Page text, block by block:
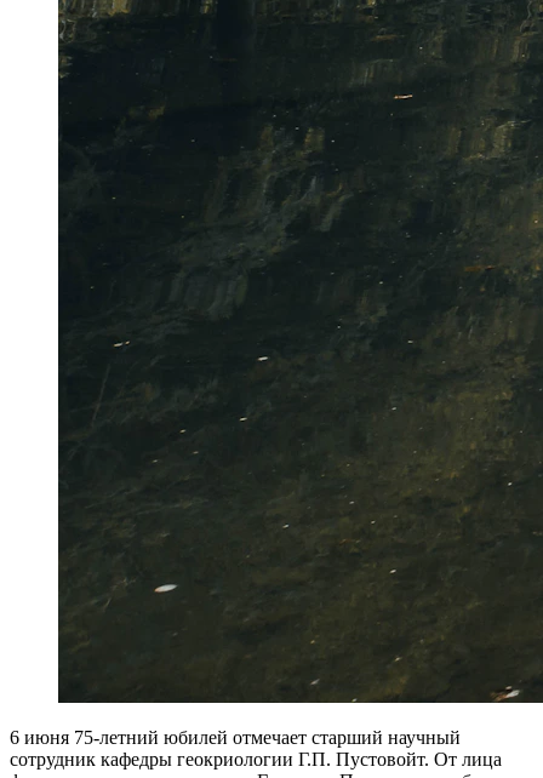
6 июня 75-летний юбилей отмечает старший научный
сотрудник кафедры геокриологии Г.П. Пустовойт. От лица